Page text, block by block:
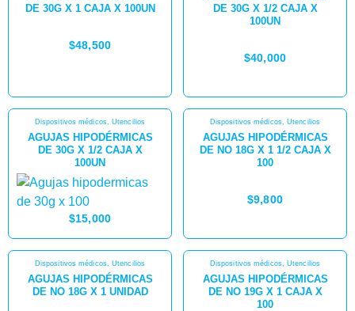
DE 30G X 1 CAJA X 100UN
$48,500
DE 30G X 1/2 CAJA X
100UN
$40,000
Dispositivos médicos,Utencilios
AGUJAS HIPODÉRMICAS
DE 30G X 1/2 CAJA X
100UN
$15,000
Dispositivos médicos,Utencilios
AGUJAS HIPODÉRMICAS
DE NO 18G X 1 1/2 CAJA X
100
$9,800
Dispositivos médicos,Utencilios
AGUJAS HIPODÉRMICAS
DE NO 18G X 1 UNIDAD
Dispositivos médicos,Utencilios
AGUJAS HIPODÉRMICAS
DE NO 19G X 1 CAJA X
100